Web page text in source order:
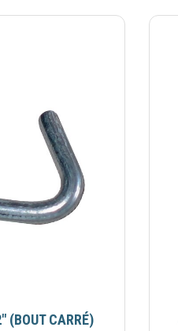
(BOUT CARRÉ)